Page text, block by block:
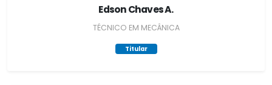
Edson Chaves A.
TÉCNICO EM MECÂNICA
Titular